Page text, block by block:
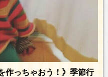
作っちゃおう！》季節行